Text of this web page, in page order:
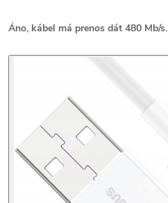
Áno, kábel má prenos dát 480 Mb/s.